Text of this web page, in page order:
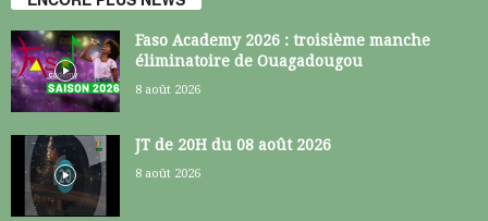
Faso Academy 2026 : troisième manche
éliminatoire de Ouagadougou
8 août 2026
JT de 20H du 08 août 2026
8 août 2026